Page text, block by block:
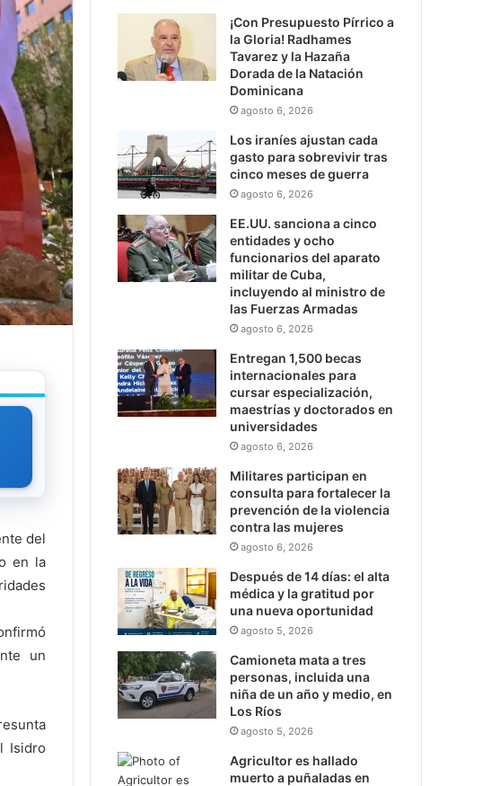
del
en la
un
Isidro
¡Con Presupuesto Pírrico a
la Gloria! Radhames
Tavarez y la Hazaña
Dorada de la Natación
Dominicana
agosto 6, 2026
Los iraníes ajustan cada
gasto para sobrevivir tras
cinco meses de guerra
agosto 6, 2026
EE.UU. sanciona a cinco
entidades y ocho
funcionarios del aparato
militar de Cuba,
incluyendo al ministro de
las Fuerzas Armadas
agosto 6, 2026
Entregan 1,500 becas
internacionales para
cursar especialización,
maestrías y doctorados en
universidades
agosto 6, 2026
Militares participan en
consulta para fortalecer la
prevención de la violencia
contra las mujeres
agosto 6, 2026
Después de 14 días: el alta
médica y la gratitud por
una nueva oportunidad
agosto 5, 2026
Camioneta mata a tres
personas, incluida una
niña de un año y medio, en
Los Ríos
agosto 5, 2026
Agricultor es hallado
muerto a puñaladas en